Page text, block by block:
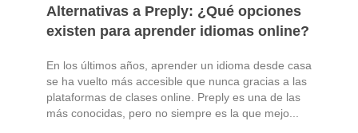
Alternativas a Preply: ¿Qué opciones
existen para aprender idiomas online?
En los últimos años, aprender un idioma desde casa
se ha vuelto más accesible que nunca gracias a las
plataformas de clases online. Preply es una de las
más conocidas, pero no siempre es la que mejo...